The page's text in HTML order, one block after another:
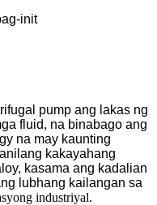
init
pump ang lakas ng
fluid, na binabago ang
na may kaunting
kakayahang
kasama ang kadalian
lubhang kailangan sa
industriyal.